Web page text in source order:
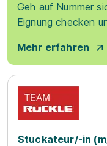
Geh auf Nummer
Eignung checken
Mehr erfahren
Stuckateur/-in